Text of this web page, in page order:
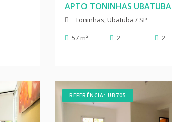
APTO TONINHAS UBATUBA
Toninhas, Ubatuba / SP
57 m²
2 2
REFERÊNCIA: UB705